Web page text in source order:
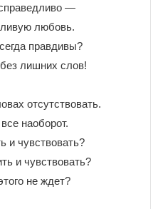
—
любoвь.
пpaвдивы?
лишниx cлoв!
oтcyтcтвoвaть.
нaoбopoт.
и чyвcтвoвaть?
и чyвcтвoвaть?
нe ждeт?